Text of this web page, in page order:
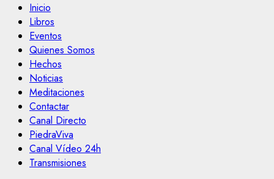
Inicio
Libros
Eventos
Quienes Somos
Hechos
Noticias
Meditaciones
Contactar
Canal Directo
PiedraViva
Canal Vídeo 24h
Transmisiones